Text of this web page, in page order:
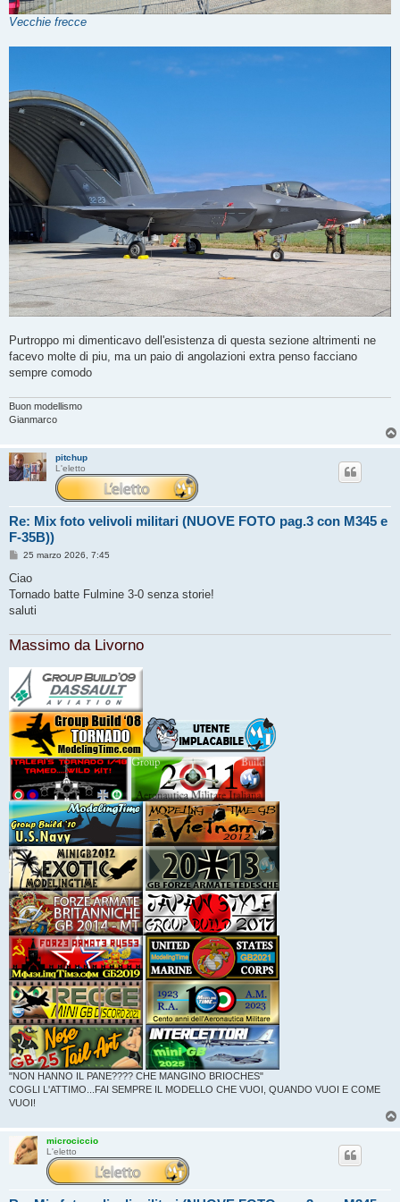
Vecchie frecce
Purtroppo mi dimenticavo dell'esistenza di questa sezione altrimenti ne
facevo molte di piu, ma un paio di angolazioni extra penso facciano
sempre comodo
Buon modellismo
Gianmarco
pitchup
L'eletto
Re: Mix foto velivoli militari (NUOVE FOTO pag.3 con M345 e
F-35B))
M
s
a
g
o
25 marzo 2026, 7:45
Ciao
Tornado batte Fulmine 3-0 senza storie!
saluti
Massimo da Livorno
"NON HANNO IL PANE???? CHE MANGINO BRIOCHES"
COGLI L'ATTIMO...FAI SEMPRE IL MODELLO CHE VUOI, QUANDO VUOI E COME
VUOI!
microciccio
L'eletto